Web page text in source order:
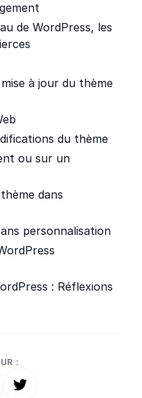
de WordPress, les
à jour du thème
du thème
ou sur un
dans
personnalisation
: Réflexions
: